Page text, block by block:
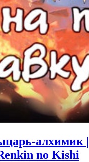
алхимик |
no Kishi